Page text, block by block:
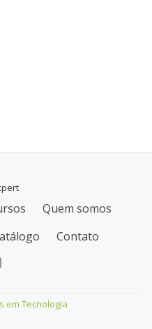
Quem somos
Contato
em Tecnologia